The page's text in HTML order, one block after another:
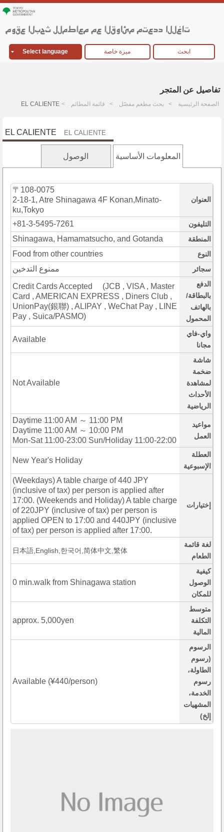
Select language ميزة خاصة ابحث
تفاصيل عن المتجر
الصفحة الرئيسية بحث مطعم مفصّل قائمة المطائم EL CALIENTE
EL CALIENTE EL CALIENTE
المعلومات الأساسية الوصول
العنوان
〒108-0075
2-18-1, Atre Shinagawa 4F Konan,Minato-
ku,Tokyo
التليفون +81-3-5495-7261
المنطقة Shinagawa, Hamamatsucho, and Gotanda
النوع Food from other countries
سجائر ممنوع التدخين
الدفع
بالبطاقة/
بالهاتف
المحمول
Credit Cards Accepted (JCB , VISA , Master
Card , AMERICAN EXPRESS , Diners Club ,
UnionPay(銀聯) , ALIPAY , WeChat Pay , LINE
Pay , Suica/PASMO)
واي-فاي
مجانا
Available
شاشة
ضخمة
لمشاهدة
الأحداث
الرياضية
Not Available
مواعيد
العمل
Daytime 11:00 AM ～ 11:00 PM
Daytime 11:00 AM ～ 10:00 PM
Mon-Sat 11:00-23:00 Sun/Holiday 11:00-22:00
العطلة
الإسبوعية
New Year's Holiday
إختيارات
(Weekdays) A table charge of 440 JPY
(inclusive of tax) per person is applied after
17:00. (Weekends and Holiday) A table charge
of 220JPY (inclusive of tax) per person is
applied OPEN to 17:00 and 440JPY (inclusive
of tax) per person is applied after 17:00.
لغة قائمة
الطعام
日本語,English,한국어,简体中文,繁体
كيفية
الوصول
للمكان
0 min.walk from Shinagawa station
متوسط
التكلفة
المالية
approx. 5,000yen
الرسوم
(رسوم
الطاولة،
رسوم
الخدمة،
المشهيات
إلخ)
Available (¥440/person)